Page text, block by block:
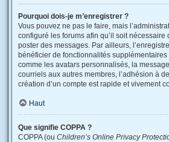
Pourquoi dois-je m’enregistrer ?
Vous pouvez ne pas le faire, mais
configuré les forums afin qu’il soit nécessaire
poster des messages. Par ailleurs,
bénéficier de fonctionnalités
comme les avatars personnalisés, la
courriels aux autres membres, l’adhésion à
création d’un compte est rapide et vivement
Haut
Que signifie COPPA ?
COPPA (ou Children’s Online Privacy